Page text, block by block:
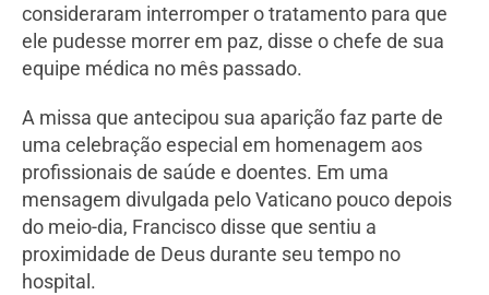
consideraram interromper o tratamento para que
ele pudesse morrer em paz, disse o chefe de sua
equipe médica no mês passado.
A missa que antecipou sua aparição faz parte de
uma celebração especial em homenagem aos
profissionais de saúde e doentes. Em uma
mensagem divulgada pelo Vaticano pouco depois
do meio-dia, Francisco disse que sentiu a
proximidade de Deus durante seu tempo no
hospital.